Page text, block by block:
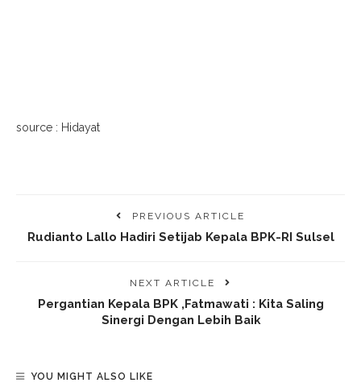
source : Hidayat
PREVIOUS ARTICLE
Rudianto Lallo Hadiri Setijab Kepala BPK-RI Sulsel
NEXT ARTICLE
Pergantian Kepala BPK ,Fatmawati : Kita Saling
Sinergi Dengan Lebih Baik
YOU MIGHT ALSO LIKE